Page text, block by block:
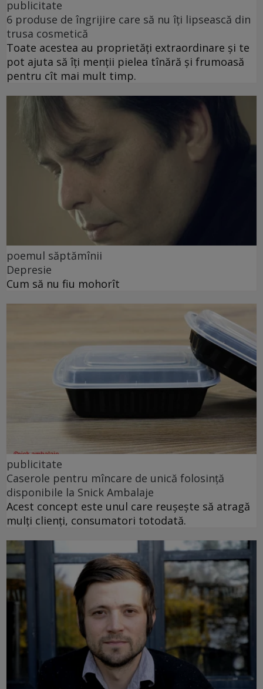
publicitate
6 produse de îngrijire care să nu îți lipsească din
trusa cosmetică
Toate acestea au proprietăți extraordinare și te
pot ajuta să îți menții pielea tînără și frumoasă
pentru cît mai mult timp.
poemul săptămînii
Depresie
Cum să nu fiu mohorît
publicitate
Caserole pentru mîncare de unică folosință
disponibile la Snick Ambalaje
Acest concept este unul care reușește să atragă
mulți clienți, consumatori totodată.